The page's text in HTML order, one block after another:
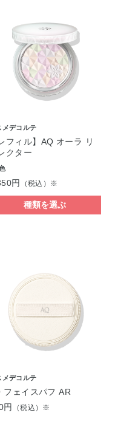
メデコルテ
レフィル】AQ オーラ リ
クター
円 （税込）※
種類を選ぶ
メデコルテ
フェイスパフ AR
円
（税込）※